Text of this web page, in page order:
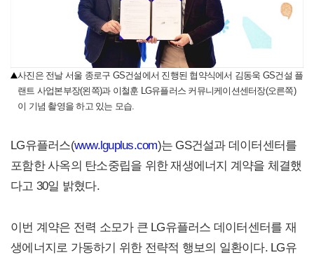
사진은 전날 서울 종로구 GS건설에서 진행된 협약식에서 김동욱 GS건설 플
랜트 사업본부장(왼쪽)과 이철훈 LG유플러스 커뮤니케이션센터장(오른쪽)
이 기념 촬영을 하고 있는 모습.
LG유플러스(www.lguplus.com)는 GS건설과 데이터센터를
포함한 사옥의 탄소중립을 위한 재생에너지 계약을 체결했
다고 30일 밝혔다.
이번 계약은 전력 소모가 큰 LG유플러스 데이터센터를 재
생에너지로 가동하기 위한 전략적 행보의 일환이다. LG유